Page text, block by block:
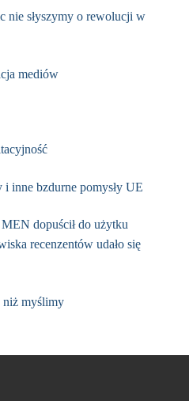
nie słyszymy o rewolucji w
mediów
i inne bzdurne pomysły UE
dopuścił do użytku
recenzentów udało się
niż myślimy